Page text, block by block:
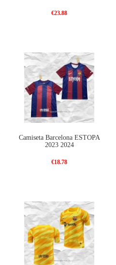
€23.88
Camiseta Barcelona ESTOPA
2023 2024
€18.78